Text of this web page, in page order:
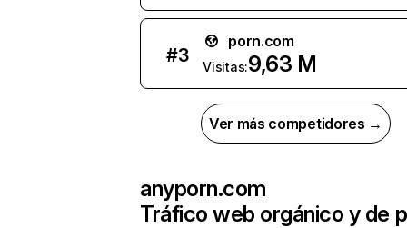
#3
porn.com
Visitas:9,63 M
Ver más competidores →
anyporn.com
Tráfico web orgánico y de